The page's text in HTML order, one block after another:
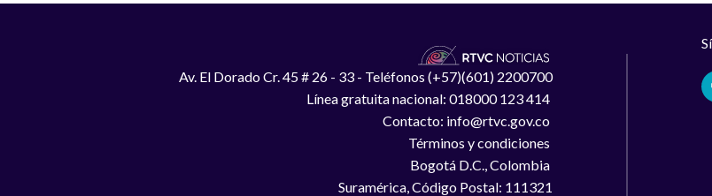
Av. El Dorado Cr. 45 # 26 - 33 - Teléfonos (+57)(601) 2200700
Línea gratuita nacional: 018000 123 414
Contacto: info@rtvc.gov.co
Términos y condiciones
Bogotá D.C., Colombia
Suramérica, Código Postal: 111321